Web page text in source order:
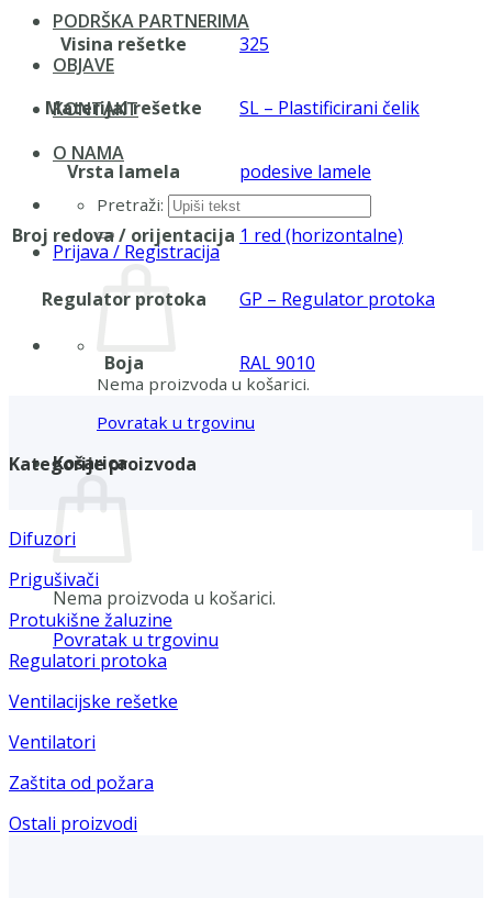
PODRŠKA PARTNERIMA
OBJAVE
KONTAKT
O NAMA
Pretraži:
Prijava / Registracija
Nema proizvoda u košarici.
Povratak u trgovinu
Košarica
Nema proizvoda u košarici.
Povratak u trgovinu
Visina rešetke 325
Materijal rešetke SL – Plastificirani čelik
Vrsta lamela podesive lamele
Broj redova / orijentacija 1 red (horizontalne)
Regulator protoka GP – Regulator protoka
Boja RAL 9010
Kategorije proizvoda
Difuzori
Prigušivači
Protukišne žaluzine
Regulatori protoka
Ventilacijske rešetke
Ventilatori
Zaštita od požara
Ostali proizvodi